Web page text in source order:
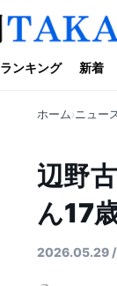
ランキング 新着
ホーム ニュー
辺野
ん17
2026.05.29 /